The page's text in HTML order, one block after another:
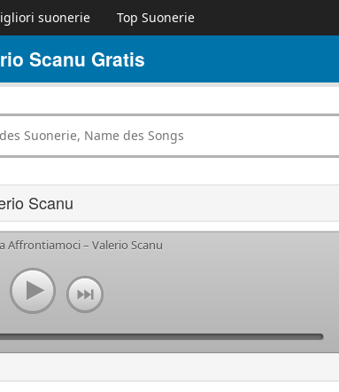
suonerie Top Suonerie
Scanu Gratis
Scanu
Affrontiamoci – Valerio Scanu